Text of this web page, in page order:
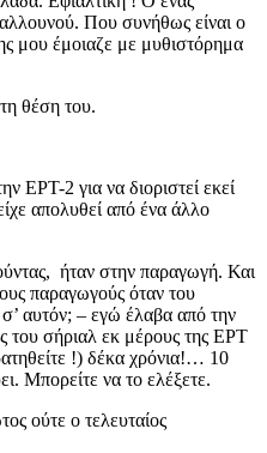
Που συνήθως είναι ο
μου έμοιαζε με μυθιστόρημα
θέση του.
ΕΡΤ-2 για να διοριστεί εκεί
απολυθεί από ένα άλλο
ήταν στην παραγωγή. Και
παραγωγούς όταν του
αυτόν; – εγώ έλαβα από την
σήριαλ εκ μέρους της ΕΡΤ
!) δέκα χρόνια!… 10
Μπορείτε να το ελέξετε.
ούτε ο τελευταίος